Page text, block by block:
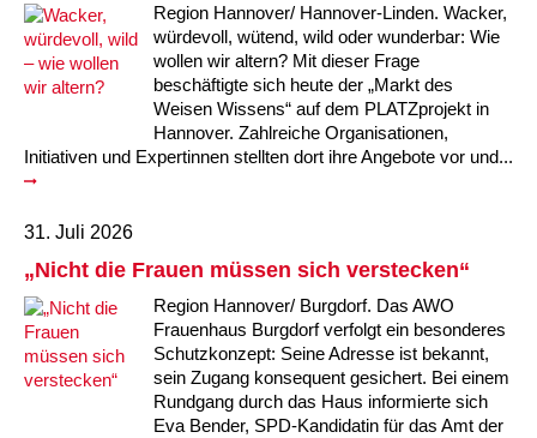
Region Hannover/ Hannover-Linden. Wacker,
würdevoll, wütend, wild oder wunderbar: Wie
wollen wir altern? Mit dieser Frage
beschäftigte sich heute der „Markt des
Weisen Wissens“ auf dem PLATZprojekt in
Hannover. Zahlreiche Organisationen,
Initiativen und Expertinnen stellten dort ihre Angebote vor und...
31. Juli 2026
„Nicht die Frauen müssen sich verstecken“
Region Hannover/ Burgdorf. Das AWO
Frauenhaus Burgdorf verfolgt ein besonderes
Schutzkonzept: Seine Adresse ist bekannt,
sein Zugang konsequent gesichert. Bei einem
Rundgang durch das Haus informierte sich
Eva Bender, SPD-Kandidatin für das Amt der